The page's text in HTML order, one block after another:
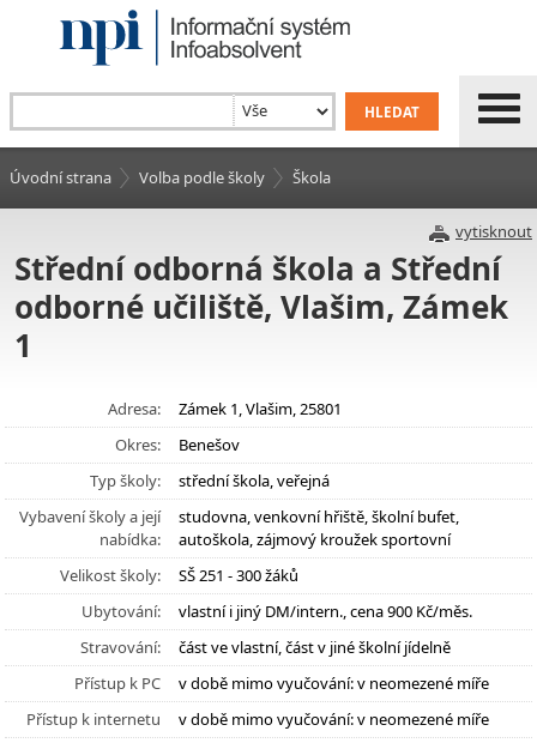
Úvodní strana Volba podle školy Škola
vytisknout
Střední odborná škola a Střední
odborné učiliště, Vlašim, Zámek
1
Adresa:
Zámek 1, Vlašim, 25801
Okres:
Benešov
Typ školy:
střední škola, veřejná
Vybavení školy a její
nabídka:
studovna, venkovní hřiště, školní bufet,
autoškola, zájmový kroužek sportovní
Velikost školy:
SŠ 251 - 300 žáků
Ubytování:
vlastní i jiný DM/intern., cena 900 Kč/měs.
Stravování:
část ve vlastní, část v jiné školní jídelně
Přístup k PC
v době mimo vyučování: v neomezené míře
Přístup k internetu
v době mimo vyučování: v neomezené míře